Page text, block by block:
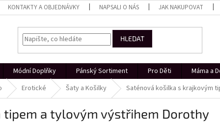
KONTAKTY A OBJEDNÁVKY NAPSALI O NÁS JAK NAKUPOVAT
HLEDAT
Módní Doplňky Pánský Sortiment Pro Děti Máma a
Erotické Šaty a Košilky Saténová košilka s krajkovým
tipem a tylovým výstřihem Dorothy